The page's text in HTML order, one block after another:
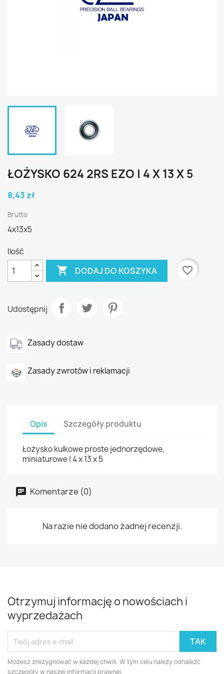
ŁOŻYSKO 624 2RS EZO | 4 X 13 X 5
8,43 zł
Brutto
4x13x5
Ilość
 DODAJ DO KOSZYKA favorite_border
Udostępnij
Zasady dostaw
Zasady zwrotów i reklamacji
Opis Szczegóły produktu
Łożysko kulkowe proste jednorzędowe,
miniaturowe | 4 x 13 x 5
Komentarze (0)
Na razie nie dodano żadnej recenzji.
Otrzymuj informację o nowościach i
wyprzedażach
Możesz zrezygnować w każdej chwili. W tym celu należy odnaleźć
szczegóły w naszej informacji prawnej.